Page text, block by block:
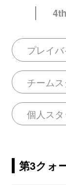
4th
プレイ
チーム
個人ス
第3クォ